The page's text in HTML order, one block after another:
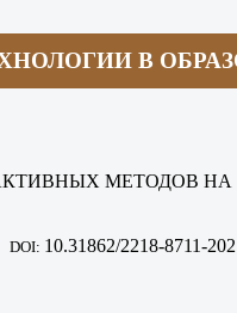
В
МЕТОДОВ
DOI: 10.31862/2218-8711-